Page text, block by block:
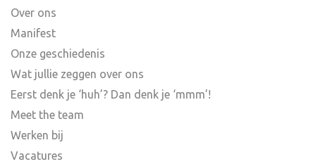
Over ons
Manifest
Onze geschiedenis
Wat jullie zeggen over ons
Eerst denk je ‘huh’? Dan denk je ‘mmm’!
Meet the team
Werken bij
Vacatures